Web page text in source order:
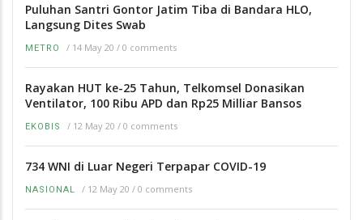
Puluhan Santri Gontor Jatim Tiba di Bandara HLO,
Langsung Dites Swab
METRO / 14 May 20 / 0 comments
Rayakan HUT ke-25 Tahun, Telkomsel Donasikan
Ventilator, 100 Ribu APD dan Rp25 Milliar Bansos
EKOBIS / 12 May 20 / 0 comments
734 WNI di Luar Negeri Terpapar COVID-19
NASIONAL / 12 May 20 / 0 comments